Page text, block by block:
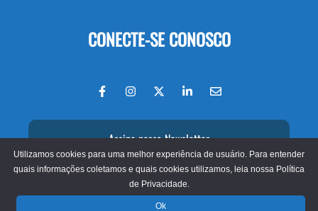
CONECTE-SE CONOSCO
Assine nossa Newsletter
© 2026 - Jornal O São Paulo
Ok
Utilizamos cookies para uma melhor experiência de usuário. Para entender
quais informações coletamos e quais cookies utilizamos, leia nossa Política
de Privacidade.